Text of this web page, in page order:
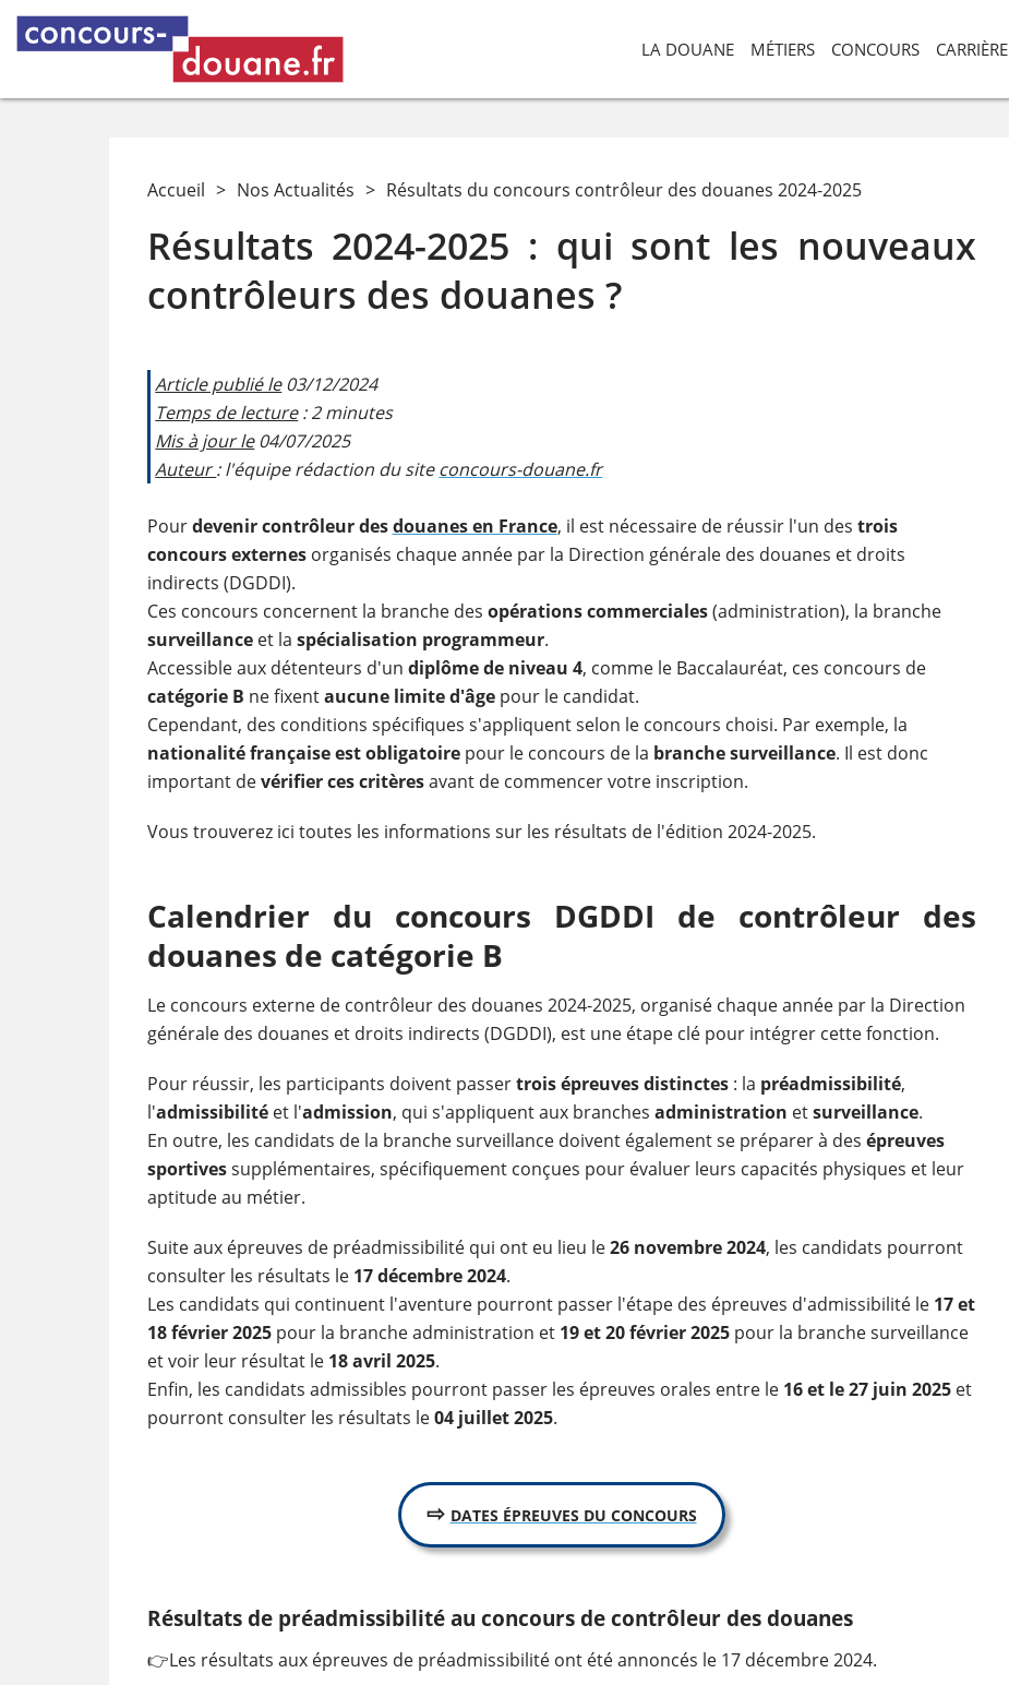
LA DOUANE MÉTIERS CONCOURS CARRIÈRE
Accueil > Nos Actualités > Résultats du concours contrôleur des douanes 2024-2025
Résultats 2024-2025 : qui sont les nouveaux
contrôleurs des douanes ?
Article publié le03/12/2024
Temps de lecture: 2 minutes
Mis à jour le04/07/2025
Auteur: l'équipe rédaction du siteconcours-douane.fr​
​Pourdevenir contrôleur desdouanes en France, il est nécessaire de réussir l'un des trois
concours externesorganisés chaque année par la Direction générale des douanes et droits
indirects (DGDDI).
Ces concours concernent la branche des opérations commerciales(administration), la branche
surveillanceet la spécialisation programmeur.
Accessible aux détenteurs d'un diplôme de niveau 4, comme le Baccalauréat, ces concours de
catégorie B ne fixentaucune limite d'âgepour le candidat.
Cependant, des conditions spécifiques s'appliquent selon le concours choisi. Par exemple, la
nationalité française est obligatoirepour le concours de la branche surveillance. Il est donc
important devérifier ces critèresavant de commencer votre inscription.
Vous trouverez ici toutes les informations sur les résultats de l'édition 2024-2025.
Calendrier du concours DGDDI de contrôleur des
douanes de catégorie B
Le concours externe de contrôleur des douanes 2024-2025, organisé chaque année par la Direction
générale des douanes et droits indirects (DGDDI), est une étape clé pour intégrer cette fonction.
Pour réussir, les participants doivent passertrois épreuves distinctes: la préadmissibilité,
l'admissibilitéet l'admission, qui s'appliquent aux branches administration etsurveillance.
En outre, les candidats de la branche surveillance doivent également se préparer à des épreuves
sportivessupplémentaires, spécifiquement conçues pour évaluer leurs capacités physiques et leur
aptitude au métier.
Suite aux épreuves de préadmissibilité qui ont eu lieu le26 novembre 2024, les candidats pourront
consulter les résultats le 17 décembre 2024.
Les candidats qui continuent l'aventure pourront passer l'étape des épreuves d'admissibilité le 17 et
18 février 2025pour la branche administration et 19 et 20 février 2025pour la branche surveillance
et voir leur résultat le 18 avril 2025.
Enfin, les candidats admissibles pourront passer les épreuves orales entre le 16 et le 27 juin 2025et
pourront consulter les résultats le04 juillet 2025.
⇨ DATES ÉPREUVES DU CONCOURS
Résultats de préadmissibilité au concours de contrôleur des douanes
👉Les résultats aux épreuves de préadmissibilité ont été annoncés le 17 décembre 2024.